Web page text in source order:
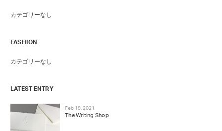
カテゴリーなし
FASHION
カテゴリーなし
LATEST ENTRY
Feb 19, 2021
The Writing Shop